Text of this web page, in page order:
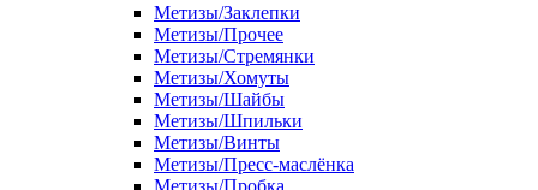
Метизы/Заклепки
Метизы/Прочее
Метизы/Стремянки
Метизы/Хомуты
Метизы/Шайбы
Метизы/Шпильки
Метизы/Винты
Метизы/Пресс-маслёнка
Метизы/Пробка